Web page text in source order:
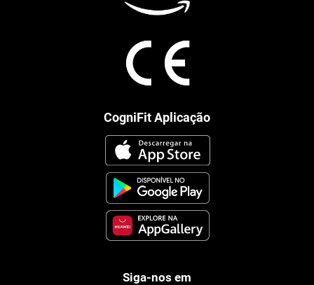
CogniFit Aplicação
Siga-nos em